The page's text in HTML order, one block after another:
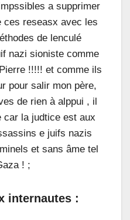
a supprimer
ces reseasx avec les
de lenculé
nazi sioniste comme
!!!!! et comme ils
pour salir mon père,
de rien à alppui , il
car la judtice est aux
e juifs nazis
et sans âme tel
! ;
internautes :